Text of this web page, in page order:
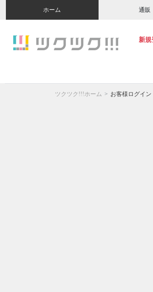
ホーム 通販
新規
ツクツク!!!ホーム お客様ログイン